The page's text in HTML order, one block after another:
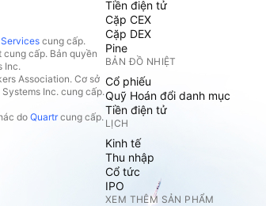
cung cấp.
cấp. Bản quyền
Inc.
Association. Cơ sở
Inc. cung cấp.
do Quartrcung cấp.
Tiền điện tử
Cặp CEX
Cặp DEX
Pine
BẢN ĐỒ NHIỆT
Cổ phiếu
Quỹ Hoán đổi danh mục
Tiền điện tử
LỊCH
Kinh tế
Thu nhập
Cổ tức
IPO
XEM THÊM SẢN PHẨM